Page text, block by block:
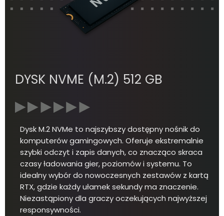
DYSK NVME (M.2) 512 GB
Dysk M.2 NVMe to najszybszy dostępny nośnik do
komputerów gamingowych. Oferuje ekstremalnie
szybki odczyt i zapis danych, co znacząco skraca
czasy ładowania gier, poziomów i systemu. To
idealny wybór do nowoczesnych zestawów z kartą
RTX, gdzie każdy ułamek sekundy ma znaczenie.
Niezastąpiony dla graczy oczekujących najwyższej
responsywności.